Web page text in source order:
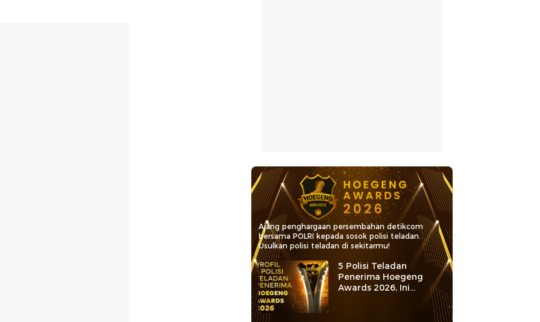
Ajang penghargaan persembahan detikcom
bersama POLRI kepada sosok polisi teladan.
Usulkan polisi teladan di sekitarmu!
5 Polisi Teladan
Penerima Hoegeng
Awards 2026, Ini
Kategori dan Kiprahnya